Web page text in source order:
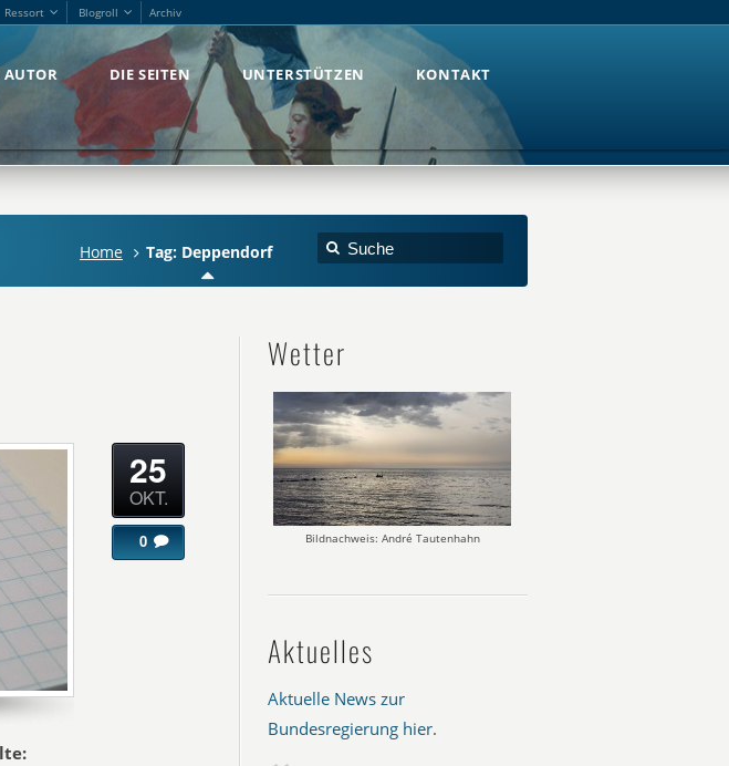
Ressort Blogroll Archiv
AUTOR DIE SEITEN UNTERSTÜTZEN KONTAKT
Home Tag: Deppendorf
25
OKT.
0
Wetter
Bildnachweis: André Tautenhahn
Aktuelles
Aktuelle News zur
Bundesregierung hier.
Ressort Blogroll Archiv
AUTOR DIE SEITEN UNTERSTÜTZEN KONTAKT